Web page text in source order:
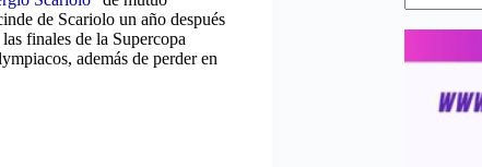
de Scariolo un año después
finales de la Supercopa
además de perder en